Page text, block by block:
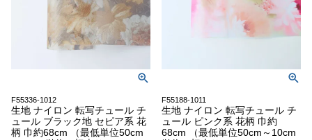
F55336-1012
生地 ナイロン 転写チュール チ
ュール ブラック地 セピア系 花
柄 巾約68cm （最低単位50cm
F55188-1011
生地 ナイロン 転写チュール チ
ュール ピンク系 花柄 巾約
68cm （最低単位50cm～10cm